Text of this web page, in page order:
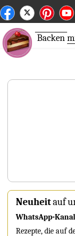
Backen
Neuheitauf
WhatsApp-Kanal
Rezepte, die auf